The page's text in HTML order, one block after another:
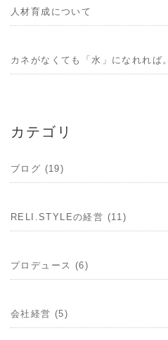
人材育成について
カネがなくても「水」になれれば。
カテゴリ
ブログ (19)
RELI.STYLEの経営 (11)
プロデュース (6)
会社経営 (5)